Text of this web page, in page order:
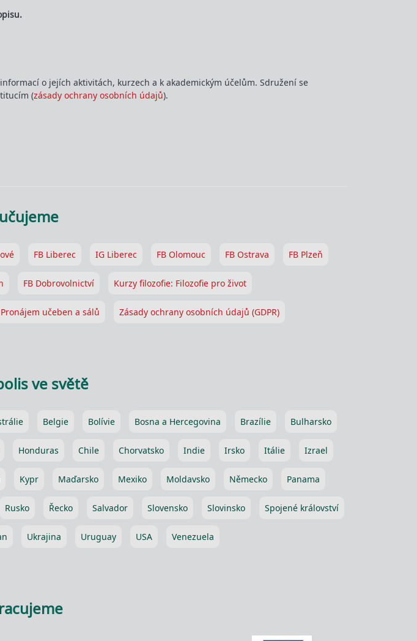
o jejích aktivitách, kurzech a k akademickým účelům. Sdružení se
(zásady ochrany osobních údajů).
FB Liberec IG Liberec FB Olomouc FB Ostrava FB Plzeň
FB Dobrovolnictví Kurzy filozofie: Filozofie pro život
Pronájem učeben a sálů Zásady ochrany osobních údajů (GDPR)
ve světě
Belgie Bolívie Bosna a Hercegovina Brazílie Bulharsko
Honduras Chile Chorvatsko Indie Irsko Itálie Izrael
Kypr Maďarsko Mexiko Moldavsko Německo Panama
Rusko Řecko Salvador Slovensko Slovinsko Spojené království
Ukrajina Uruguay USA Venezuela